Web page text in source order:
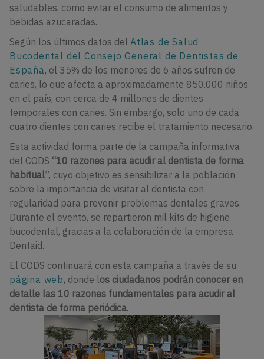
saludables, como evitar el consumo de alimentos y
bebidas azucaradas.
Según los últimos datos del Atlas de Salud
Bucodental del Consejo General de Dentistas de
España, el 35% de los menores de 6 años sufren de
caries, lo que afecta a aproximadamente 850.000 niños
en el país, con cerca de 4 millones de dientes
temporales con caries. Sin embargo, solo uno de cada
cuatro dientes con caries recibe el tratamiento necesario.
Esta actividad forma parte de la campaña informativa
del CODS “10 razones para acudir al dentista de forma
habitual”, cuyo objetivo es sensibilizar a la población
sobre la importancia de visitar al dentista con
regularidad para prevenir problemas dentales graves.
Durante el evento, se repartieron mil kits de higiene
bucodental, gracias a la colaboración de la empresa
Dentaid.
El CODS continuará con esta campaña a través de su
página web, donde los ciudadanos podrán conocer en
detalle las 10 razones fundamentales para acudir al
dentista de forma periódica.